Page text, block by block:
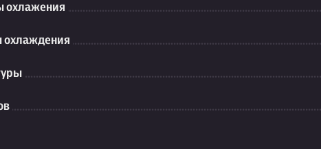
охлажения
охлаждения